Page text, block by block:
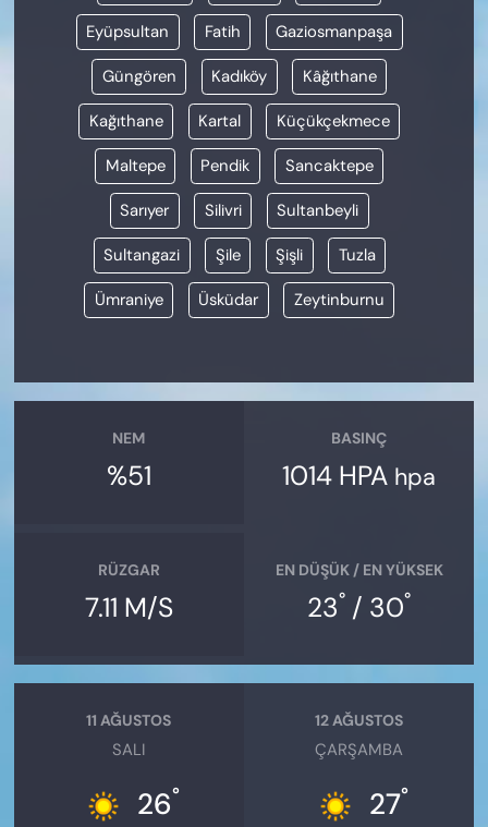
Eyüpsultan Fatih Gaziosmanpaşa
Güngören Kadıköy Kâğıthane
Kağıthane Kartal Küçükçekmece
Maltepe Pendik Sancaktepe
Sarıyer Silivri Sultanbeyli
Sultangazi Şile Şişli Tuzla
Ümraniye Üsküdar Zeytinburnu
NEM
%51
BASINÇ
1014 HPA hpa
RÜZGAR
7.11 M/S
EN DÜŞÜK / EN YÜKSEK
23° / 30°
11 AĞUSTOS
SALI
26°
12 AĞUSTOS
ÇARŞAMBA
27°